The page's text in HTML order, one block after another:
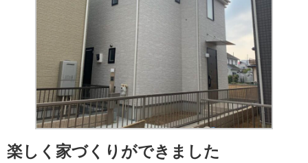
楽しく家づくりができました